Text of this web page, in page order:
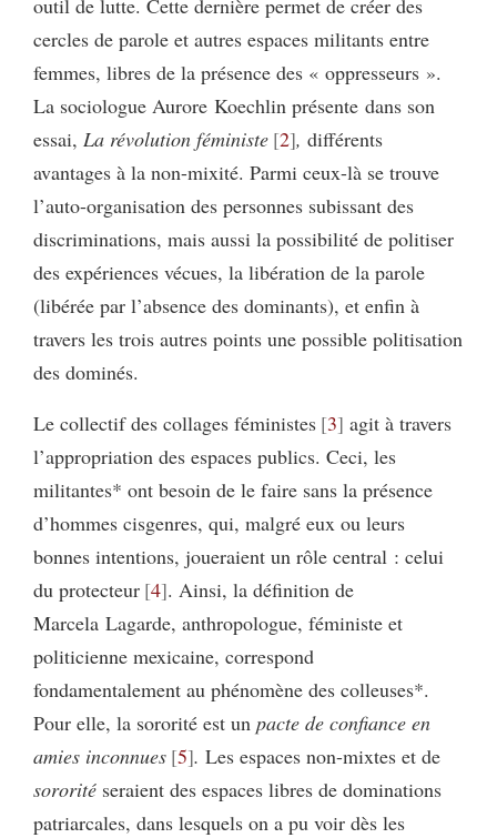
outil de lutte. Cette dernière permet de créer des
cercles de parole et autres espaces militants entre
femmes, libres de la présence des « oppresseurs ».
La sociologue Aurore Koechlin présente dans son
essai, La révolution féministe 2 , différents
avantages à la non-mixité. Parmi ceux-là se trouve
l’auto-organisation des personnes subissant des
discriminations, mais aussi la possibilité de politiser
des expériences vécues, la libération de la parole
(libérée par l’absence des dominants), et enfin à
travers les trois autres points une possible politisation
des dominés.
Le collectif des collages féministes 3 agit à travers
l’appropriation des espaces publics. Ceci, les
militantes* ont besoin de le faire sans la présence
d’hommes cisgenres, qui, malgré eux ou leurs
bonnes intentions, joueraient un rôle central : celui
du protecteur 4 . Ainsi, la définition de
Marcela Lagarde, anthropologue, féministe et
politicienne mexicaine, correspond
fondamentalement au phénomène des colleuses*.
Pour elle, la sororité est un pacte de confiance en
amies inconnues 5 . Les espaces non-mixtes et de
sororité seraient des espaces libres de dominations
patriarcales, dans lesquels on a pu voir dès les